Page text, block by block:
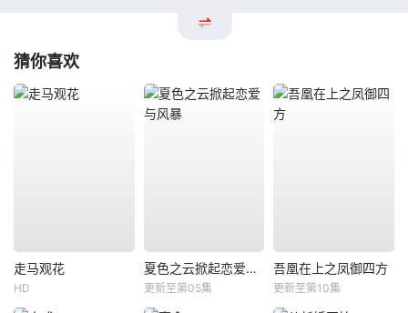
猜你喜欢
走马观花
HD
夏色之云掀起恋爱与风暴
更新至第05集
吾凰在上之凤御四方
更新至第10集